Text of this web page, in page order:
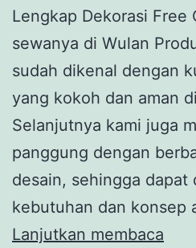
Lengkap Dekorasi Free
sewanya di Wulan
sudah dikenal dengan
yang kokoh dan aman
Selanjutnya kami juga
panggung dengan
desain, sehingga dapat
kebutuhan dan konsep
Lanjutkan membaca